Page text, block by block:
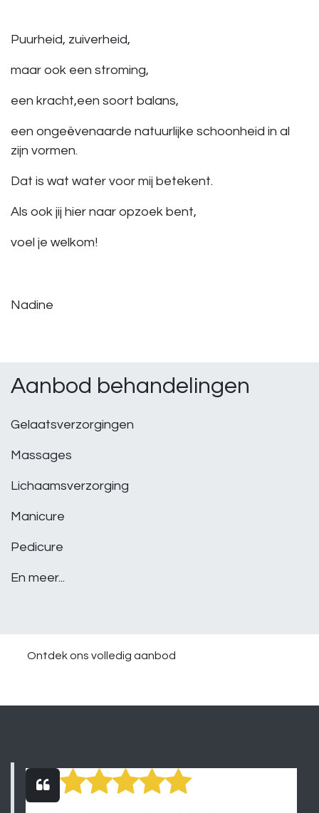
Puurheid, zuiverheid,
maar ook een stroming,
een kracht,een soort balans,
een ongeëvenaarde natuurlijke schoonheid in al
zijn vormen.
Dat is wat water voor mij betekent.
Als ook jij hier naar opzoek bent,
voel je welkom!
Nadine
Aanbod behandelingen
Gelaatsverzorgingen
Massages
Lichaamsverzorging
Manicure
Pedicure
En meer...
Ontdek ons volledig aanbod